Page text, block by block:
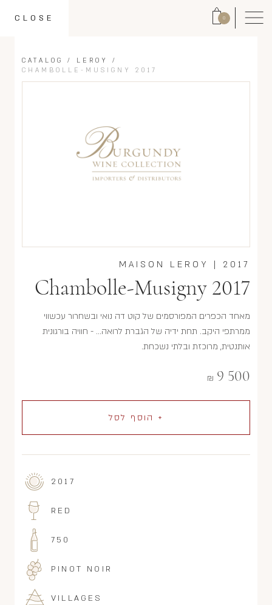
0
CLOSE
CATALOG / LEROY
/
CHAMBOLLE-MUSIGNY 2017
2017
MAISON LEROY
Chambolle-Musigny 2017
מאחד הכפרים המפורסמים של קוט דה נואי ובשחרור עכשווי
ממרתפי היקב. תחת ידיה של הגברת לרואה... - חוויה בורגונית
אותנטית, מרוכזת ובלתי נשכחת.
9 500
₪
+ הוסף לסל
2017
RED
750
PINOT NOIR
VILLAGES